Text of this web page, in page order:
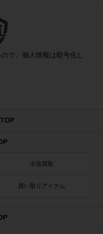
で、個人情報は暗号化し
出張買取
買い取りアイテム